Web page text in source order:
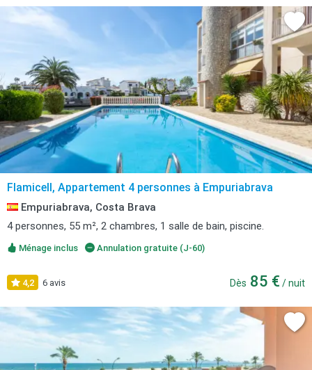
Flamicell, Appartement 4 personnes à Empuriabrava
Empuriabrava, Costa Brava
4 personnes, 55 m², 2 chambres, 1 salle de bain, piscine.
Ménage inclus Annulation gratuite (J-60)
4,2 6 avis Dès 85 € / nuit